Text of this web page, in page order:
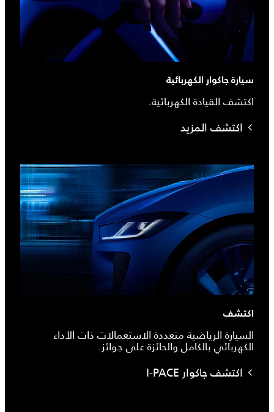
سيارة جاكوار الكهربائية
اكتشف القيادة الكهربائية.
اكتشف المزيد
اكتشف
السيارة الرياضية متعددة الاستعمالات ذات الأداء
الكهربائي بالكامل والحائزة على جوائز.
اكتشف جاكوار I-PACE